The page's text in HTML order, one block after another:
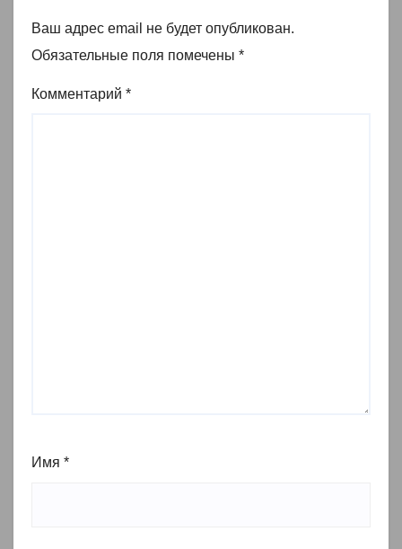
Ваш адрес email не будет опубликован.
Обязательные поля помечены *
Комментарий *
Имя *